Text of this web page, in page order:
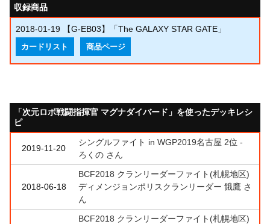
収録商品
2018-01-19 【G-EB03】「The GALAXY STAR GATE」
カードリスト 商品ページ
「次元ロボ戦闘指揮官 マグナダイバード」を使ったデッキレシ
ピ
2019-11-20
シングルファイト in WGP2019名古屋 2位 -
ろくの さん
2018-06-18
BCF2018 クランリーダーファイト(札幌地区)
ディメンジョンポリスクランリーダー 餓鷹 さ
ん
BCF2018 クランリーダーファイト(札幌地区)